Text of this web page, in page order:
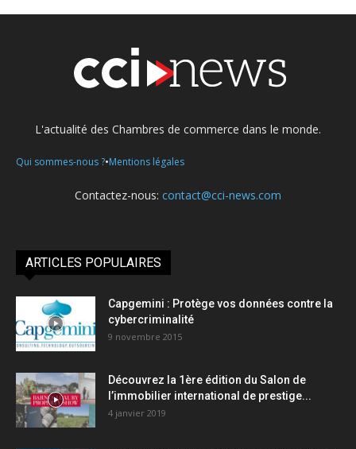
L'actualité des Chambres de commerce dans le monde.
Qui sommes-nous ?•Mentions légales
Contactez-nous: contact@cci-news.com
ARTICLES POPULAIRES
Capgemini : Protège vos données contre la
cybercriminalité
9 novembre 2015
Découvrez la 1ère édition du Salon de
l’immobilier international de prestige...
4 janvier 2019